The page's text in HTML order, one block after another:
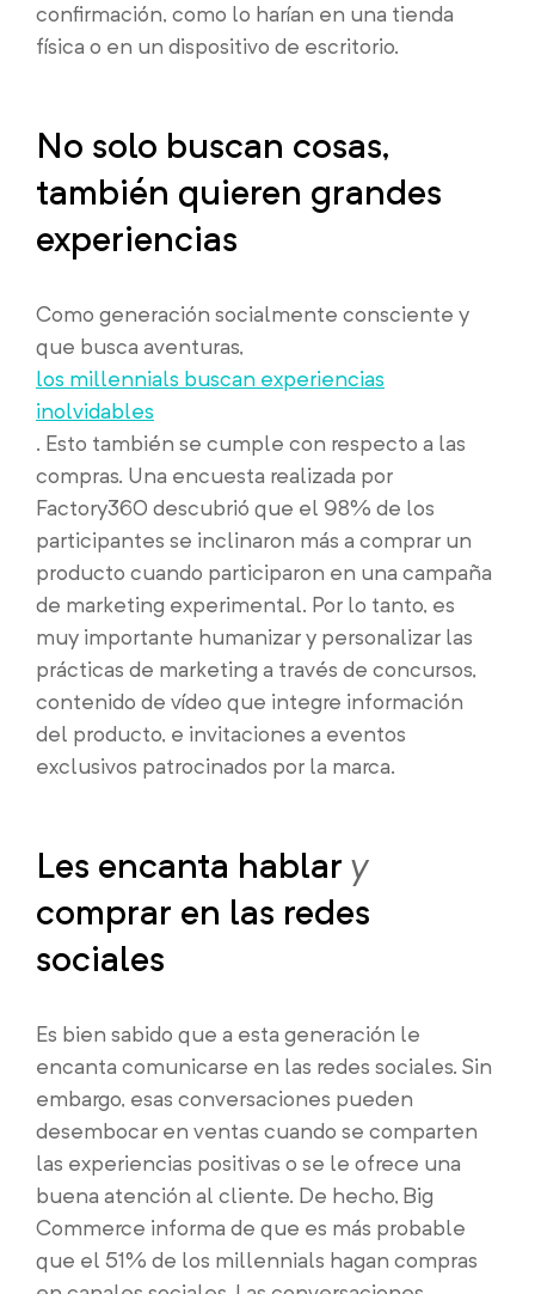
confirmación, como lo harían en una tienda
física o en un dispositivo de escritorio.
No solo buscan cosas,
también quieren grandes
experiencias
Como generación socialmente consciente y
que busca aventuras,
los millennials buscan experiencias
inolvidables
. Esto también se cumple con respecto a las
compras. Una encuesta realizada por
Factory360 descubrió que el 98% de los
participantes se inclinaron más a comprar un
producto cuando participaron en una campaña
de marketing experimental. Por lo tanto, es
muy importante humanizar y personalizar las
prácticas de marketing a través de concursos,
contenido de vídeo que integre información
del producto, e invitaciones a eventos
exclusivos patrocinados por la marca.
Les encanta hablar y
comprar en las redes
sociales
Es bien sabido que a esta generación le
encanta comunicarse en las redes sociales. Sin
embargo, esas conversaciones pueden
desembocar en ventas cuando se comparten
las experiencias positivas o se le ofrece una
buena atención al cliente. De hecho, Big
Commerce informa de que es más probable
que el 51% de los millennials hagan compras